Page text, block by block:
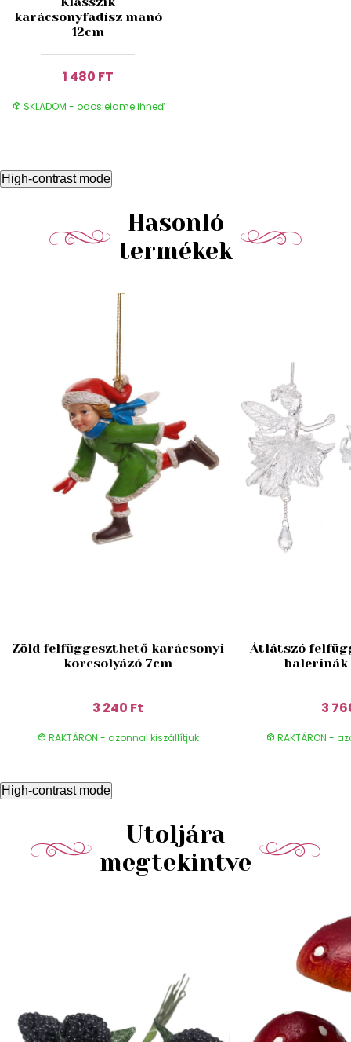
karácsonyfadísz manó
12cm
1 480 FT
SKLADOM - odosielame ihneď
High-contrast mode
Hasonló
termékek
Zöld felfüggeszthető karácsonyi
korcsolyázó 7cm
3 240 Ft
RAKTÁRON - azonnal kiszállítjuk
Átlátszó
balerinák
3
RAKTÁRON -
High-contrast mode
Utoljára
megtekintve